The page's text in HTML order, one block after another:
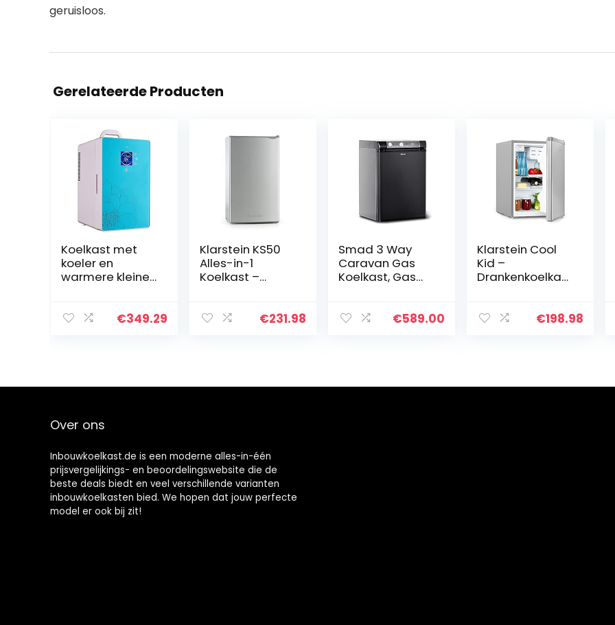
geruisloos.
Gerelateerde Producten
Koelkast met
koeler en
warmere kleine
Draagbare
graden LED-
Vriezer voor
Office
€349.29
Klarstein KS50
Alles-in-1
Koelkast –
Koelkast 90L, 7L
Roestvrijstalen
€231.98
Smad 3 Way
Caravan Gas
Koelkast, Gas
Gas Koelkast
€589.00
Klarstein Cool
Kid –
Drankenkoelkast
inhoud, energie-
(BxHxD), 42db,
€198.98
Over ons
Inbouwkoelkast.de is een moderne alles-in-één
prijsvergelijkings- en beoordelingswebsite die de
beste deals biedt en veel verschillende varianten
inbouwkoelkasten bied. We hopen dat jouw perfecte
model er ook bij zit!